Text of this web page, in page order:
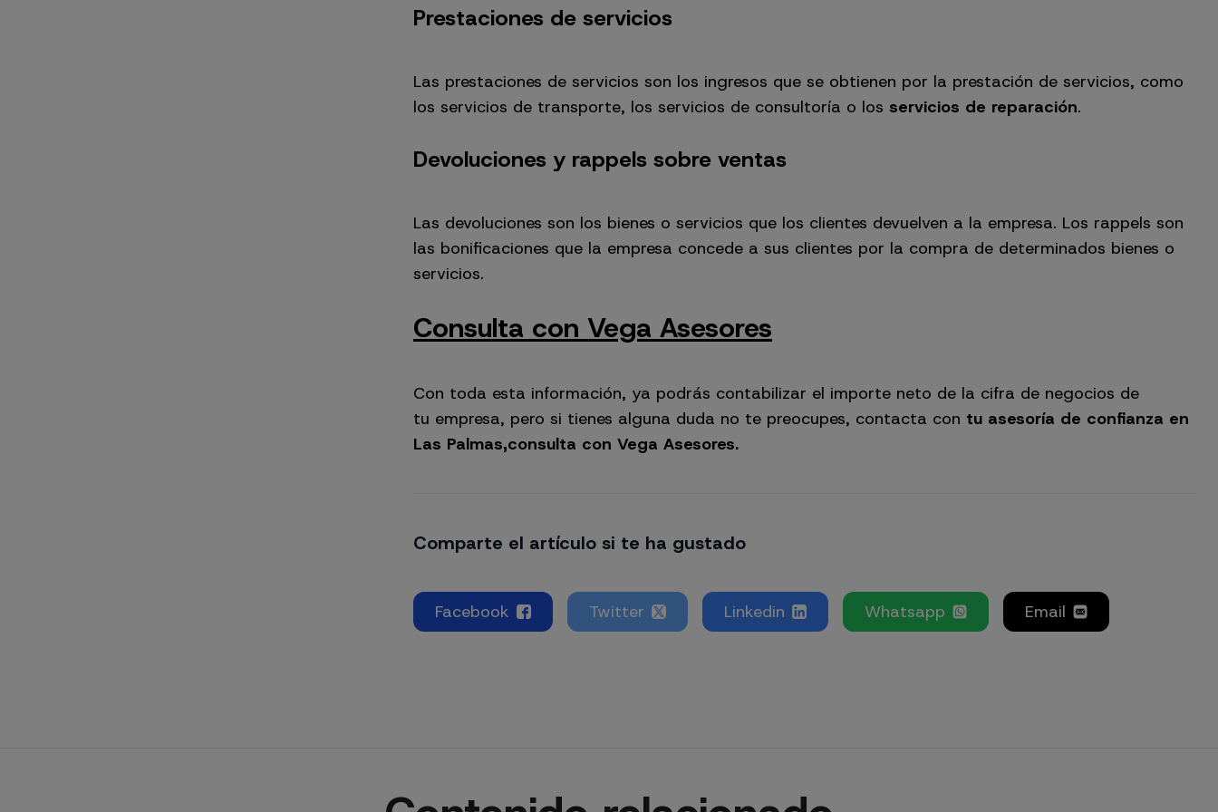
Prestaciones de servicios
Las prestaciones de servicios son los ingresos que se obtienen por la prestación de servicios, como
los servicios de transporte, los servicios de consultoría o los servicios de reparación.
Devoluciones y rappels sobre ventas
Las devoluciones son los bienes o servicios que los clientes devuelven a la empresa. Los rappels son
las bonificaciones que la empresa concede a sus clientes por la compra de determinados bienes o
servicios.
Consulta con Vega Asesores
Con toda esta información, ya podrás contabilizar el importe neto de la cifra de negocios de
tu empresa, pero si tienes alguna duda no te preocupes, contacta con tu asesoría de confianza en
Las Palmas,consulta con Vega Asesores.
Comparte el artículo si te ha gustado
Facebook Twitter Linkedin Whatsapp Email